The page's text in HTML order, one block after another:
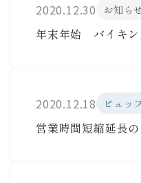
2020.12.30 お知ら
年末年始 バイキン
2020.12.18 ビュッ
営業時間短縮延長